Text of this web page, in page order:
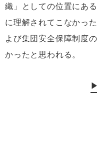
織」としての位置にあ
に理解されてこなかっ
よび集団安全保障制度
かったと思われる。